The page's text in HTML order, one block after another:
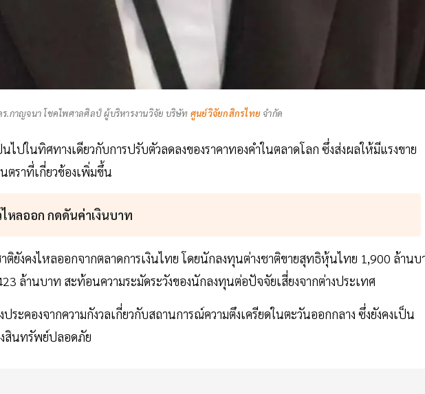
ร.กาญจนา โชคไพศาลศิลป์ ผู้บริหารงานวิจัย บริษัท ศูนย์วิจัยกสิกรไทย จำกัด
ไปในทิศทางเดียวกับการปรับตัวลดลงของราคาทองคำในตลาดโลก ซึ่งส่งผลให้มีแรงขาย
ตราที่เกี่ยวข้องเพิ่มขึ้น
หลออก กดดันค่าเงินบาท
ยังคงไหลออกจากตลาดการเงินไทย โดยนักลงทุนต่างชาติขายสุทธิหุ้นไทย 1,900 ล้านบ
ล้านบาท สะท้อนความระมัดระวังของนักลงทุนต่อปัจจัยเสี่ยงจากต่างประเทศ
ระคองจากความกังวลเกี่ยวกับสถานการณ์ความตึงเครียดในตะวันออกกลาง ซึ่งยังคงเป็น
สินทรัพย์ปลอดภัย